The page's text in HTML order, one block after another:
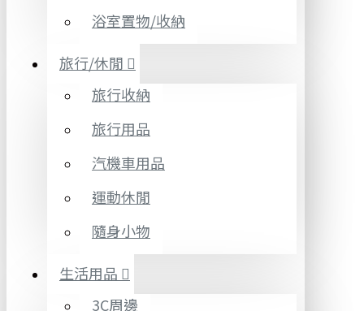
浴室置物/收納
旅行/休閒
旅行收納
旅行用品
汽機車用品
運動休閒
隨身小物
生活用品
3C周邊